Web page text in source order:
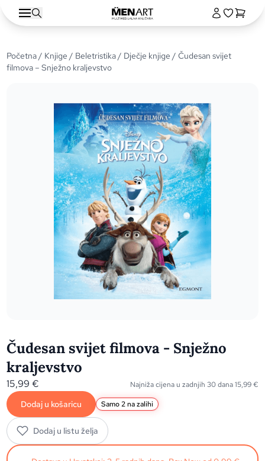
Početna/ Knjige / Beletristika/ Dječje knjige / Čudesan svijet
filmova – Snježno kraljevstvo
Čudesan svijet filmova - Snježno
kraljevstvo
15,99€ Najniža cijena u zadnjih 30 dana15,99€
Dodaj u košaricu Samo 2 na zalihi
Dodaj u listu želja